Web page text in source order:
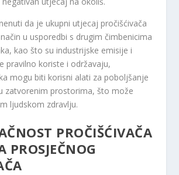
da je ukupni utjecaj pročišćivača
u usporedbi s drugim čimbenicima
kao što su industrijske emisije i
pravilno koriste i održavaju,
mogu biti korisni alati za poboljšanje
zatvorenim prostorima, što može
ljudskom zdravlju.
PROČIŠĆIVAČA
PROSJEČNOG